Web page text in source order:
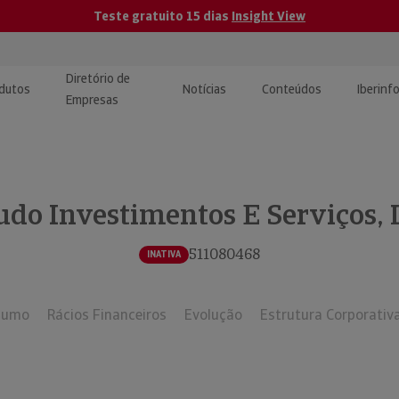
Teste gratuito 15 dias Insight View
e Monitorização de
Diretório de
Empresas
Notícias Conteúdos
| Estudos e
Investimentos E Serviços,
INATIVA 511080468
Rácios Financeiros Evolução Estrutura Corporativa